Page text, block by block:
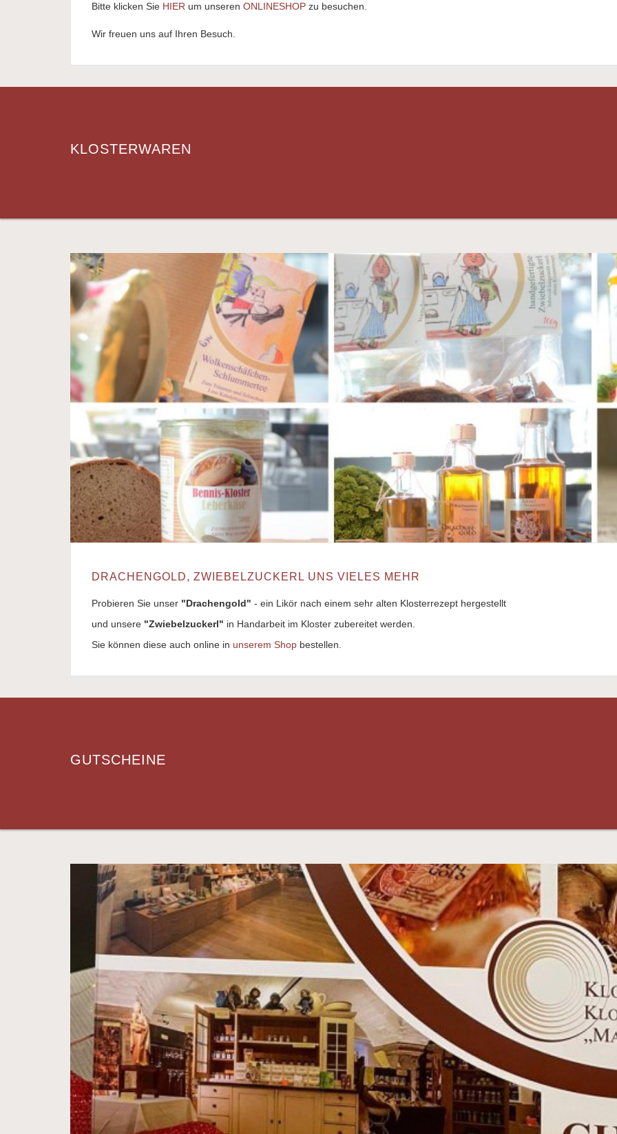
Bitte klicken Sie HIER um unseren ONLINESHOP zu besuchen.
Wir freuen uns auf Ihren Besuch.
KLOSTERWAREN
DRACHENGOLD, ZWIEBELZUCKERL UNS VIELES MEHR
Probieren Sie unser "Drachengold" - ein Likör nach einem sehr alten Klosterrezept hergestellt
und unsere "Zwiebelzuckerl" in Handarbeit im Kloster zubereitet werden.
Sie können diese auch online in unserem Shop bestellen.
GUTSCHEINE